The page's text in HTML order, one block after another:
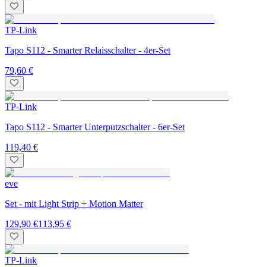
TP-Link
Tapo S112 - Smarter Relaisschalter - 4er-Set
79,60 €
TP-Link
Tapo S112 - Smarter Unterputzschalter - 6er-Set
119,40 €
eve
Set - mit Light Strip + Motion Matter
129,90 €113,95 €
TP-Link